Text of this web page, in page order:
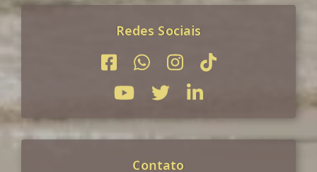
Redes Sociais
Contato